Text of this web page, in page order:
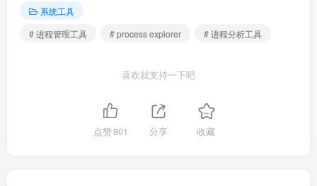
系统工具
# 进程管理工具
# process explorer # 进程分析工具
喜欢就支持一下吧
点赞801 分享 收藏